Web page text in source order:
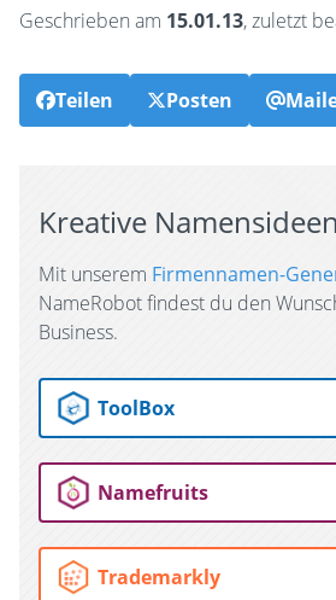
Geschrieben am 15.01.13, zuletzt
Teilen Posten
Kreative
Mit unserem Firmennamen-
NameRobot findest du den
Business.
ToolBox
Namefruits
Trademarkly